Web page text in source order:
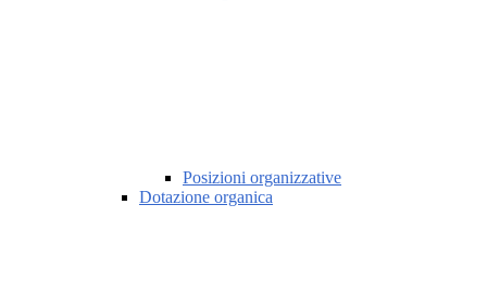
Posizioni organizzative
Dotazione organica